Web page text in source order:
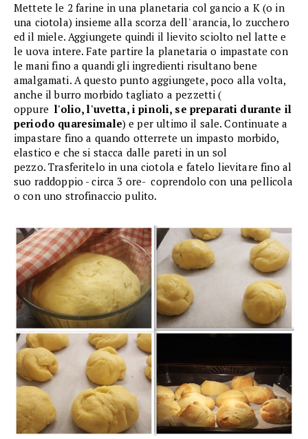
Mettete le 2 farine in una planetaria col gancio a K (o in
una ciotola) insieme alla scorza dell' arancia, lo zucchero
ed il miele. Aggiungete quindi il lievito sciolto nel latte e
le uova intere. Fate partire la planetaria o impastate con
le mani fino a quandi gli ingredienti risultano bene
amalgamati. A questo punto aggiungete, poco alla volta,
anche il burro morbido tagliato a pezzetti (
oppurel'olio, l'uvetta, i pinoli, se preparati durante il
periodo quaresimale) e per ultimo il sale. Continuate a
impastare fino a quando otterrete un impasto morbido,
elastico e che si stacca dalle pareti in un sol
pezzo. Trasferitelo in una ciotola e fatelo lievitare fino al
suo raddoppio - circa 3 ore- coprendolo con una pellicola
o con uno strofinaccio pulito.